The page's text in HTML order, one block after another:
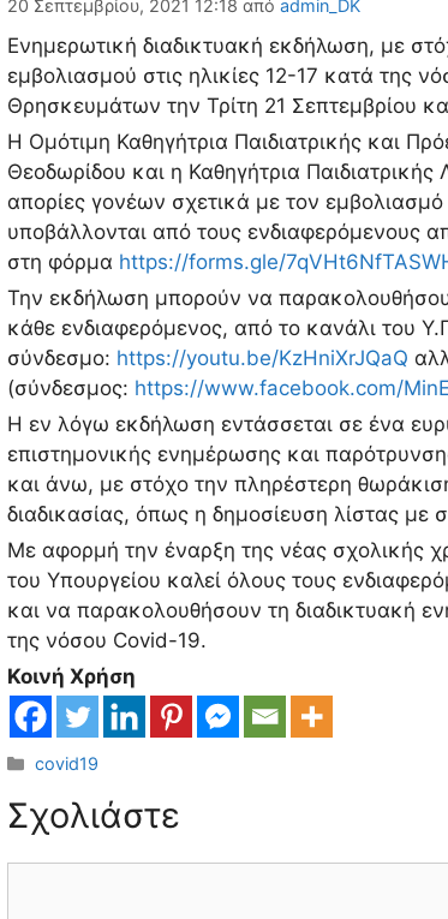
20 Σεπτεμβρίου, 2021 12:18 από admin_DK
Ενημερωτική διαδικτυακή εκδήλωση, με
εμβολιασμού στις ηλικίες 12-17 κατά της
Θρησκευμάτων την Τρίτη 21 Σεπτεμβρίου
Η Ομότιμη Καθηγήτρια Παιδιατρικής και
Θεοδωρίδου και η Καθηγήτρια
απορίες γονέων σχετικά με τον
υποβάλλονται από τους ενδιαφερόμενους
στη φόρμα https://forms.gle/
Την εκδήλωση μπορούν να
κάθε ενδιαφερόμενος, από το κανάλι του
σύνδεσμο: https://youtu.be/KzHniXrJQaQ
(σύνδεσμος: https://www.facebook.com/
Η εν λόγω εκδήλωση εντάσσεται σε ένα
επιστημονικής ενημέρωσης και
και άνω, με στόχο την πληρέστερη
διαδικασίας, όπως η δημοσίευση λίστας
Με αφορμή την έναρξη της νέας σχολικής
του Υπουργείου καλεί όλους τους
και να παρακολουθήσουν τη διαδικτυακή
της νόσου Covid-19.
Κοινή Χρήση
Κατηγορίες
covid19
Σχολιάστε